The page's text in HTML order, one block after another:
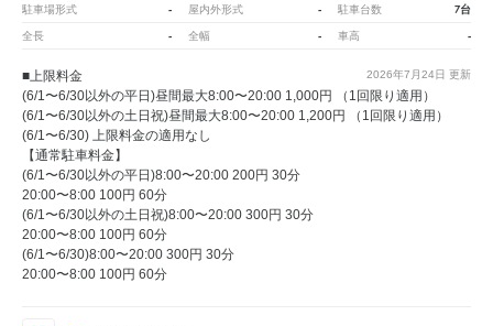
駐車場形式 - 屋内外形式 - 駐車台数 7台
全長 - 全幅 - 車高 -
2026年7月24日 更新
■上限料金
(6/1〜6/30以外の平日)昼間最大8:00〜20:00 1,000円 （1回限り適用）
(6/1〜6/30以外の土日祝)昼間最大8:00〜20:00 1,200円 （1回限り適用）
(6/1〜6/30) 上限料金の適用なし
【通常駐車料金】
(6/1〜6/30以外の平日)8:00〜20:00 200円 30分
20:00〜8:00 100円 60分
(6/1〜6/30以外の土日祝)8:00〜20:00 300円 30分
20:00〜8:00 100円 60分
(6/1〜6/30)8:00〜20:00 300円 30分
20:00〜8:00 100円 60分